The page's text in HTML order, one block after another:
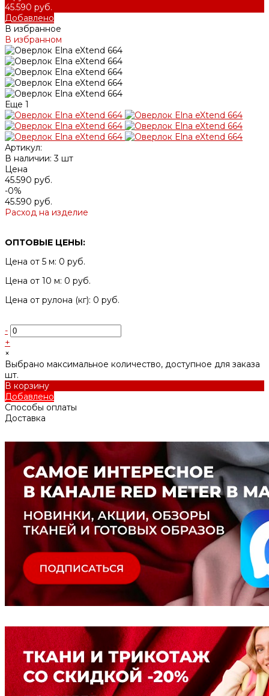
45.590 руб.
Добавлено
В избранное
В избранном
Еще 1
Артикул:
В наличии: 3 шт
Цена
45.590 руб.
-0%
45.590 руб.
Расход на изделие
ОПТОВЫЕ ЦЕНЫ:
Цена от 5 м: 0 руб.
Цена от 10 м: 0 руб.
Цена от рулона (кг): 0 руб.
-
+
×
Выбрано максимальное количество, доступное для заказа
шт.
В корзину
Добавлено
Способы оплаты
Доставка